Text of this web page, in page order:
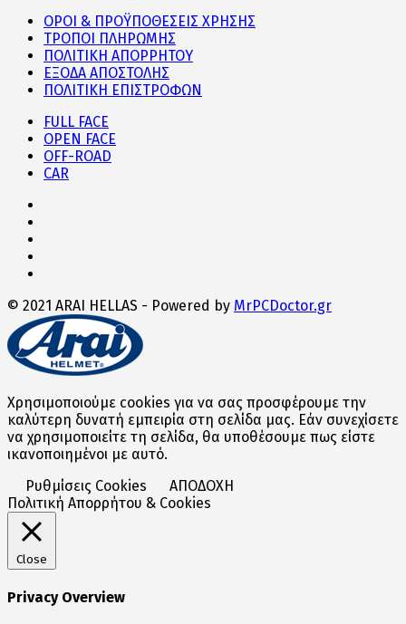
ΟΡΟΙ & ΠΡΟΫΠΟΘΕΣΕΙΣ ΧΡΗΣΗΣ
ΤΡΟΠΟΙ ΠΛΗΡΩΜΗΣ
ΠΟΛΙΤΙΚΗ ΑΠΟΡΡΗΤΟΥ
ΕΞΟΔΑ ΑΠΟΣΤΟΛΗΣ
ΠΟΛΙΤΙΚΗ ΕΠΙΣΤΡΟΦΩΝ
FULL FACE
OPEN FACE
OFF-ROAD
CAR
© 2021 ARAI HELLAS - Powered by MrPCDoctor.gr
Χρησιμοποιούμε cookies για να σας προσφέρουμε την
καλύτερη δυνατή εμπειρία στη σελίδα μας. Εάν συνεχίσετε
να χρησιμοποιείτε τη σελίδα, θα υποθέσουμε πως είστε
ικανοποιημένοι με αυτό.
Ρυθμίσεις Cookies
ΑΠΟΔΟΧΗ
Πολιτική Απορρήτου & Cookies
Close
Privacy Overview